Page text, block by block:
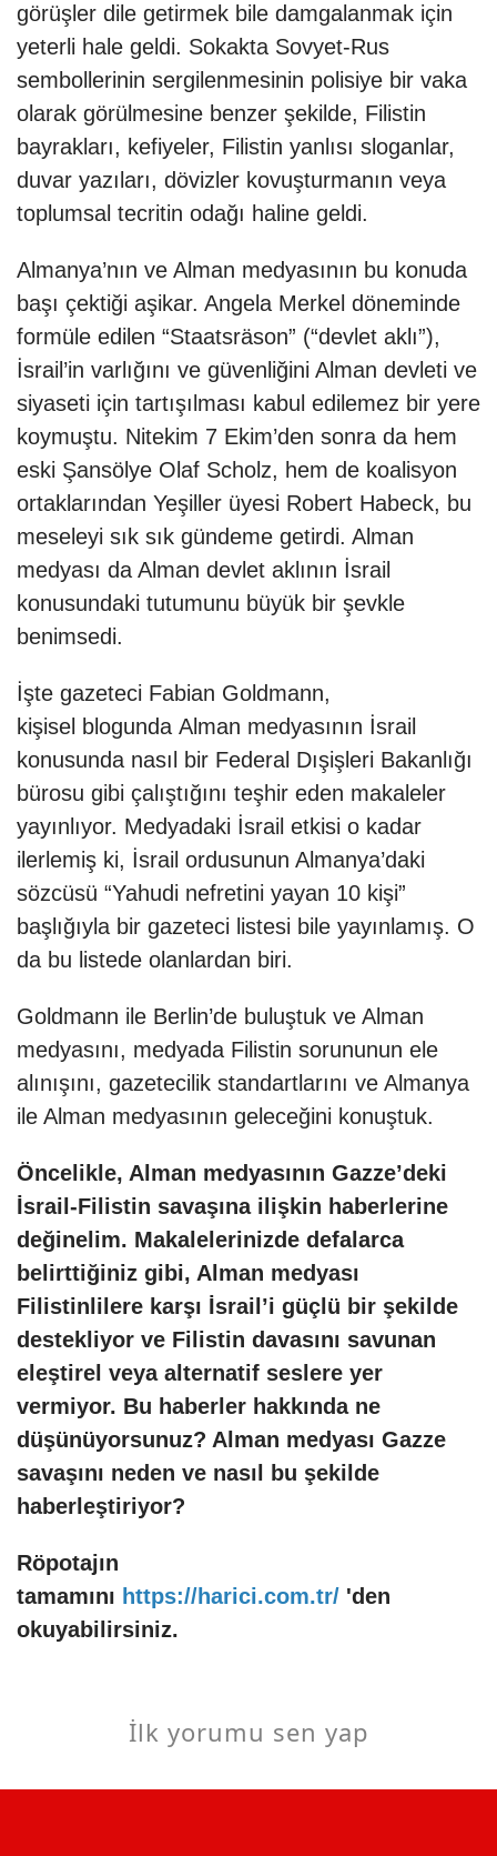
görüşler dile getirmek bile damgalanmak için
yeterli hale geldi. Sokakta Sovyet-Rus
sembollerinin sergilenmesinin polisiye bir vaka
olarak görülmesine benzer şekilde, Filistin
bayrakları, kefiyeler, Filistin yanlısı sloganlar,
duvar yazıları, dövizler kovuşturmanın veya
toplumsal tecritin odağı haline geldi.
Almanya’nın ve Alman medyasının bu konuda
başı çektiği aşikar. Angela Merkel döneminde
formüle edilen “Staatsräson” (“devlet aklı”),
İsrail’in varlığını ve güvenliğini Alman devleti ve
siyaseti için tartışılması kabul edilemez bir yere
koymuştu. Nitekim 7 Ekim’den sonra da hem
eski Şansölye Olaf Scholz, hem de koalisyon
ortaklarından Yeşiller üyesi Robert Habeck, bu
meseleyi sık sık gündeme getirdi. Alman
medyası da Alman devlet aklının İsrail
konusundaki tutumunu büyük bir şevkle
benimsedi.
İşte gazeteci Fabian Goldmann,
kişisel blogunda Alman medyasının İsrail
konusunda nasıl bir Federal Dışişleri Bakanlığı
bürosu gibi çalıştığını teşhir eden makaleler
yayınlıyor. Medyadaki İsrail etkisi o kadar
ilerlemiş ki, İsrail ordusunun Almanya’daki
sözcüsü “Yahudi nefretini yayan 10 kişi”
başlığıyla bir gazeteci listesi bile yayınlamış. O
da bu listede olanlardan biri.
Goldmann ile Berlin’de buluştuk ve Alman
medyasını, medyada Filistin sorununun ele
alınışını, gazetecilik standartlarını ve Almanya
ile Alman medyasının geleceğini konuştuk.
Öncelikle, Alman medyasının Gazze’deki
İsrail-Filistin savaşına ilişkin haberlerine
değinelim. Makalelerinizde defalarca
belirttiğiniz gibi, Alman medyası
Filistinlilere karşı İsrail’i güçlü bir şekilde
destekliyor ve Filistin davasını savunan
eleştirel veya alternatif seslere yer
vermiyor. Bu haberler hakkında ne
düşünüyorsunuz? Alman medyası Gazze
savaşını neden ve nasıl bu şekilde
haberleştiriyor?
Röpotajın
tamamını https://harici.com.tr/ 'den
okuyabilirsiniz.
İlk yorumu sen yap